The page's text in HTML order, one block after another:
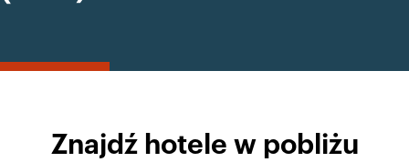
Znajdź hotele w pobliżu